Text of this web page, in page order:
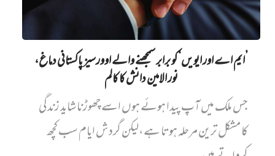
’ایم اے اور ایویں‌‘ کو برابر سمجھنے والے اوورسیز پاکستانی دماغ،
نور الامین دانش کا کالم
جس ملک میں آپ پیدا ہوئے ہوں اسے چھوڑنا شاید زندگی
کا مشکل ترین مرحلہ ہوتا ہے،لیکن گردش ایام سب کچھ